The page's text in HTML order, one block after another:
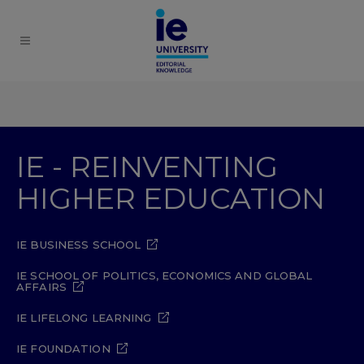
IE - REINVENTING
HIGHER EDUCATION
IE BUSINESS SCHOOL
IE SCHOOL OF POLITICS, ECONOMICS AND GLOBAL
AFFAIRS
IE LIFELONG LEARNING
IE FOUNDATION